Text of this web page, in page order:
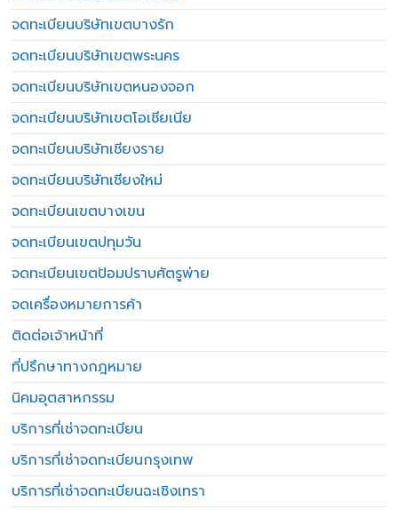
จดทะเบียนบริษัทเขตบางรัก
จดทะเบียนบริษัทเขตพระนคร
จดทะเบียนบริษัทเขตหนองจอก
จดทะเบียนบริษัทเขตโอเชียเนีย
จดทะเบียนบริษัทเชียงราย
จดทะเบียนบริษัทเชียงใหม่
จดทะเบียนเขตบางเขน
จดทะเบียนเขตปทุมวัน
จดทะเบียนเขตป้อมปราบศัตรูพ่าย
จดเครื่องหมายการค้า
ติดต่อเจ้าหน้าที่
ที่ปรึกษาทางกฎหมาย
นิคมอุตสาหกรรม
บริการที่เช่าจดทะเบียน
บริการที่เช่าจดทะเบียนกรุงเทพ
บริการที่เช่าจดทะเบียนฉะเชิงเทรา